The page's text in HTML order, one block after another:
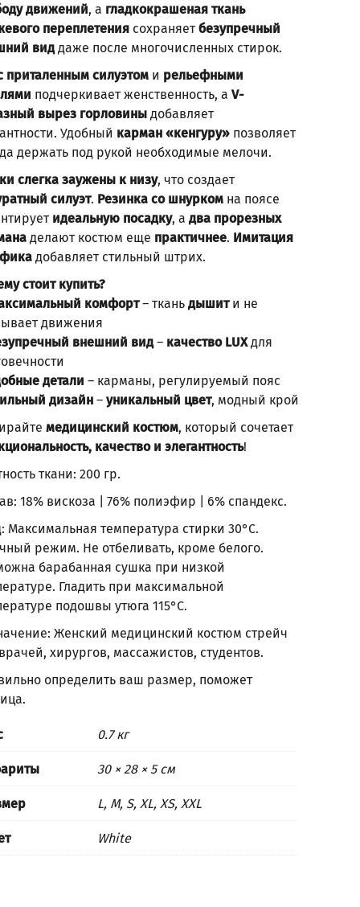
движений, а гладкокрашеная ткань
переплетения сохраняетбезупречный
виддаже после многочисленных стирок.
приталенным силуэтом и рельефными
подчеркивает женственность, аV-
вырез горловины добавляет
Удобный карман «кенгуру» позволяет
держать под рукой необходимые мелочи.
слегка заужены к низу, что создает
силуэт. Резинка со шнурком на поясе
идеальную посадку, адва прорезных
делают костюм еще практичнее. Имитация
добавляет стильный штрих.
стоит купить?
комфорт– тканьдышити не
движения
внешний вид– качество LUXдля
детали – карманы, регулируемый пояс
дизайн –уникальный цвет, модный крой
медицинский костюм, который сочетает
качество и элегантность!
ткани: 200 гр.
18% вискоза | 76% полиэфир | 6% спандекс.
Максимальная температура стирки 30°С.
режим. Не отбеливать, кроме белого.
барабанная сушка при низкой
Гладить при максимальной
подошвы утюга 115°С.
Женский медицинский костюм стрейч
хирургов, массажистов, студентов.
определить ваш размер, поможет
.
0.7 кг
30 × 28 × 5 см
L, M, S, XL, XS, XXL
White